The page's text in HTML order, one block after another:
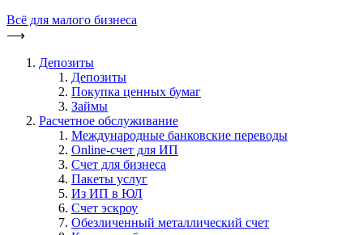
Всё для малого бизнеса
⟶
Депозиты
Депозиты
Покупка ценных бумаг
Займы
Расчетное обслуживание
Международные банковские переводы
Online-счет для ИП
Счет для бизнеса
Пакеты услуг
Из ИП в ЮЛ
Счет эскроу
Обезличенный металлический счет